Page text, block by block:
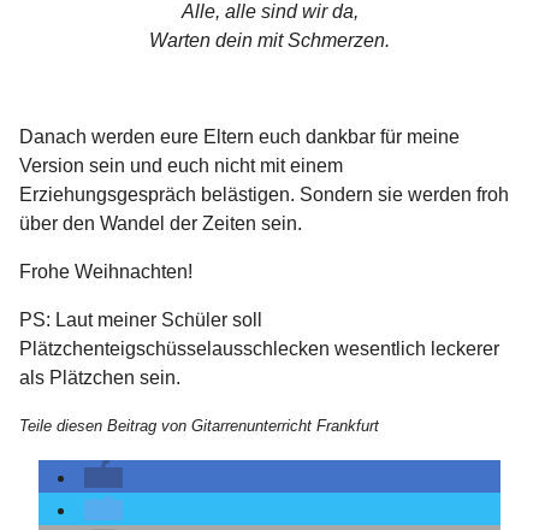
Alle, alle sind wir da,
Warten dein mit Schmerzen.
Danach werden eure Eltern euch dankbar für meine
Version sein und euch nicht mit einem
Erziehungsgespräch belästigen. Sondern sie werden froh
über den Wandel der Zeiten sein.
Frohe Weihnachten!
PS: Laut meiner Schüler soll
Plätzchenteigschüsselausschlecken wesentlich leckerer
als Plätzchen sein.
Teile diesen Beitrag von Gitarrenunterricht Frankfurt